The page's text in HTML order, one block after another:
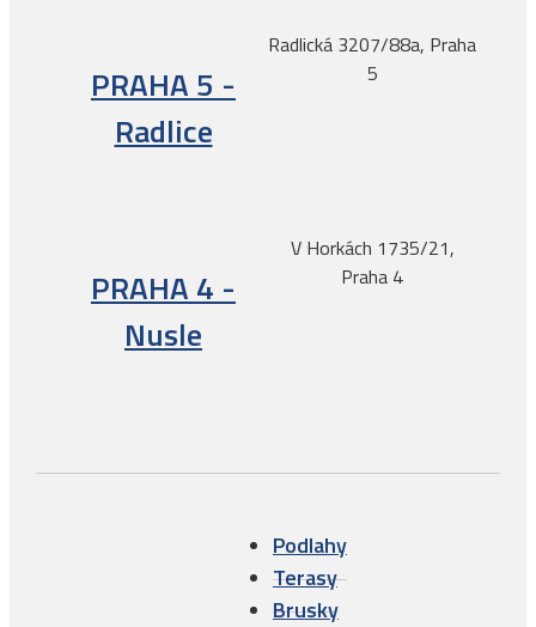
PRAHA 5 -
Radlice
Radlická 3207/88a, Praha
5
PRAHA 4 -
Nusle
V Horkách 1735/21,
Praha 4
Podlahy
Terasy
Brusky